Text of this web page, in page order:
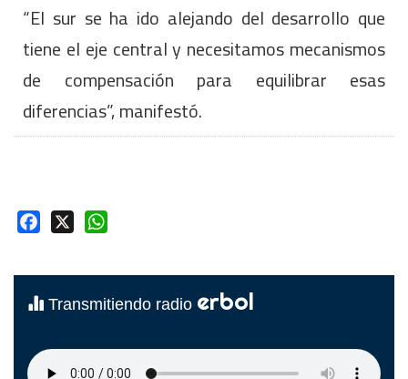
“El sur se ha ido alejando del desarrollo que
tiene el eje central y necesitamos mecanismos
de compensación para equilibrar esas
diferencias”, manifestó.
Facebook
Transmitiendo radio erbol